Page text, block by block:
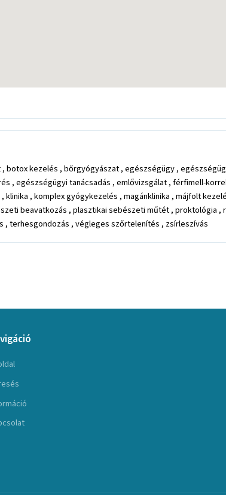
botox kezelés , bőrgyógyászat , egészségügy ,
, egészségügyi tanácsadás , emlővizsgálat , férfimell-
, komplex gyógykezelés , magánklinika , májfolt
beavatkozás , plasztikai sebészeti műtét , proktológia
terhesgondozás , végleges szőrtelenítés , zsírleszívás